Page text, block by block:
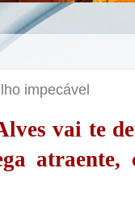
impecável
vai te
atraente,